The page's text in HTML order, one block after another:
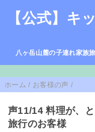
【公式】キ
八ヶ岳山麓の子連れ家族
ホーム / お客様の声 /
声11/14 料理が、
旅行のお客様